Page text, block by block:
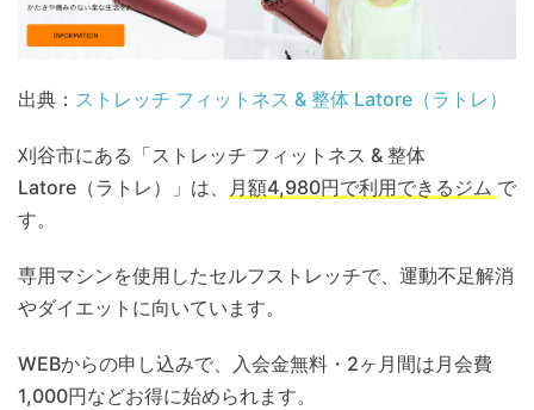
出典： ストレッチ フィットネス & 整体 Latore（ラトレ）
刈谷市にある「ストレッチ フィットネス & 整体
Latore（ラトレ）」は、 月額4,980円で利用できるジム で
す。
専用マシンを使用したセルフストレッチで、運動不足解消
やダイエットに向いています。
WEBからの申し込みで、入会金無料・2ヶ月間は月会費
1,000円などお得に始められます。